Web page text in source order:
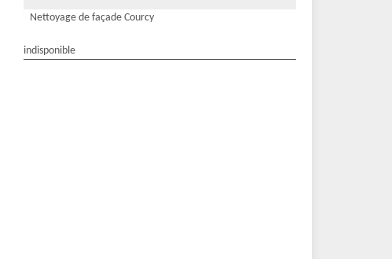
Nettoyage de façade Courcy
indisponible